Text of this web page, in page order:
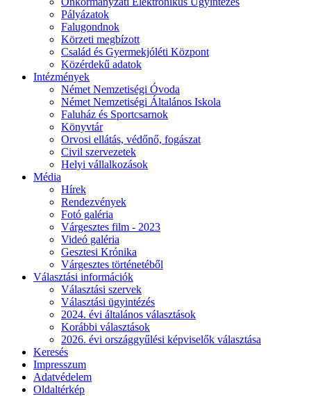
Pályázatok
Falugondnok
Körzeti megbízott
Család és Gyermekjóléti Központ
Közérdekű adatok
Intézmények
Német Nemzetiségi Óvoda
Német Nemzetiségi Általános Iskola
Faluház és Sportcsarnok
Könyvtár
Orvosi ellátás, védőnő, fogászat
Civil szervezetek
Helyi vállalkozások
Média
Hírek
Rendezvények
Fotó galéria
Várgesztes film - 2023
Videó galéria
Gesztesi Krónika
Várgesztes történetéből
Választási információk
Választási szervek
Választási ügyintézés
2024. évi általános választások
Korábbi választások
2026. évi országgyűlési képviselők választása
Keresés
Impresszum
Adatvédelem
Oldaltérkép